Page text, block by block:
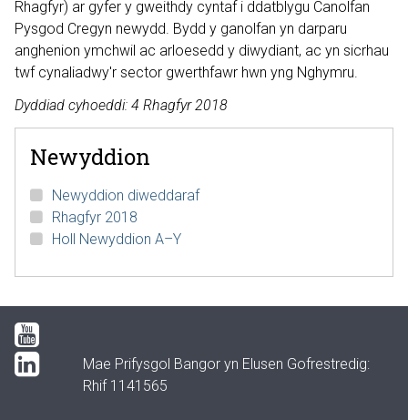
Rhagfyr) ar gyfer y gweithdy cyntaf i ddatblygu Canolfan
Pysgod Cregyn newydd. Bydd y ganolfan yn darparu
anghenion ymchwil ac arloesedd y diwydiant, ac yn sicrhau
twf cynaliadwy'r sector gwerthfawr hwn yng Nghymru.
Dyddiad cyhoeddi: 4 Rhagfyr 2018
Newyddion
Newyddion diweddaraf
Rhagfyr 2018
Holl Newyddion A–Y
Mae Prifysgol Bangor yn Elusen Gofrestredig:
Rhif 1141565